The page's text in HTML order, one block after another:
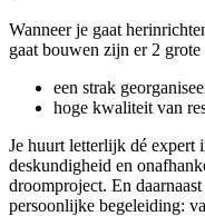
Wanneer je gaat
gaat bouwen zijn er 2
een strak
hoge kwaliteit van
Je huurt letterlijk dé expert
deskundigheid en
droomproject. En
persoonlijke begeleiding: